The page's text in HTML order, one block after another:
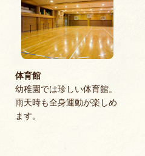
体育館
幼稚園では珍しい体育館。
雨天時も全身運動が楽しめ
ます。